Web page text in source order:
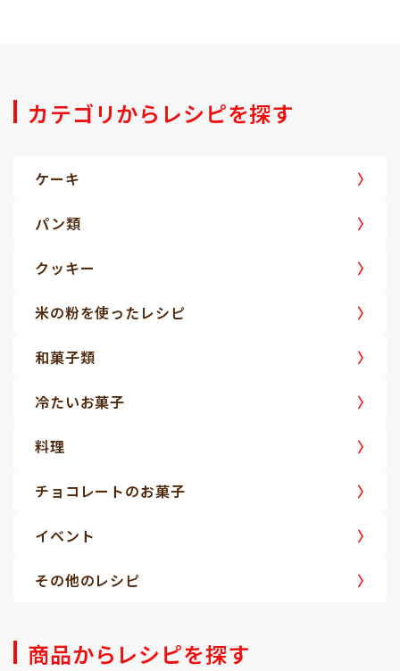
カテゴリからレシピを探す
ケーキ
パン類
クッキー
米の粉を使ったレシピ
和菓子類
冷たいお菓子
料理
チョコレートのお菓子
イベント
その他のレシピ
商品からレシピを探す